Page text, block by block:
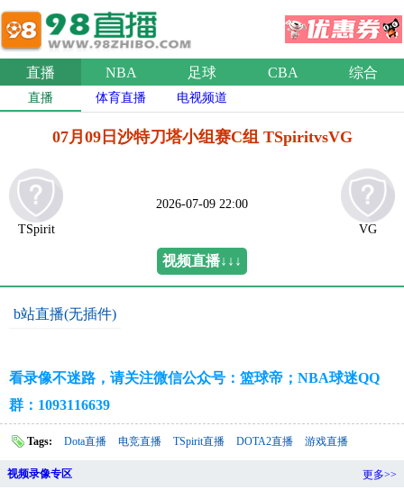
直播 NBA 足球 CBA 综合
直播 体育直播 电视频道
07月09日沙特刀塔小组赛C组 TSpiritvsVG
TSpirit
2026-07-09 22:00
VG
视频直播↓↓↓
b站直播(无插件)
看录像不迷路，请关注微信公众号：篮球帝；NBA球迷QQ
群：1093116639
Tags: Dota直播 电竞直播 TSpirit直播 DOTA2直播 游戏直播
视频录像专区 更多>>